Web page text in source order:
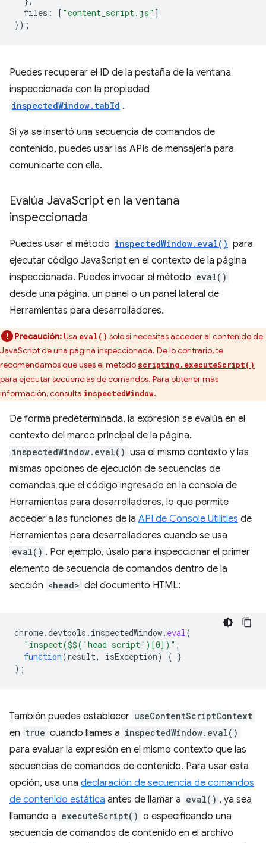
files : [ "content_script.js" ]
});
Puedes recuperar el ID de la pestaña de la ventana
inspeccionada con la propiedad
inspectedWindow.tabId .
Si ya se insertó una secuencia de comandos de
contenido, puedes usar las APIs de mensajería para
comunicarte con ella.
Evalúa JavaScript en la ventana
inspeccionada
Puedes usar el método inspectedWindow.eval() para
ejecutar código JavaScript en el contexto de la página
inspeccionada. Puedes invocar el método eval()
desde una página, un panel o un panel lateral de
Herramientas para desarrolladores.
Precaución:Usa eval() solo si necesitas acceder al contenido de
JavaScript de una página inspeccionada. De lo contrario, te
recomendamos que uses el método scripting.executeScript()
para ejecutar secuencias de comandos. Para obtener más
información, consulta inspectedWindow.
De forma predeterminada, la expresión se evalúa en el
contexto del marco principal de la página.
inspectedWindow.eval() usa el mismo contexto y las
mismas opciones de ejecución de secuencias de
comandos que el código ingresado en la consola de
Herramientas para desarrolladores, lo que permite
acceder a las funciones de la API de Console Utilities de
Herramientas para desarrolladores cuando se usa
eval() . Por ejemplo, úsalo para inspeccionar el primer
elemento de secuencia de comandos dentro de la
sección <head> del documento HTML:
chrome.devtools . inspectedWindow. eval(
"inspect($$('head script')[0])" ,
function(result, isException) { }
);
También puedes establecer useContentScriptContext
en true cuando llames a inspectedWindow.eval()
para evaluar la expresión en el mismo contexto que las
secuencias de comandos de contenido. Para usar esta
opción, usa una declaración de secuencia de comandos
de contenido estática antes de llamar a eval() , ya sea
llamando a executeScript() o especificando una
secuencia de comandos de contenido en el archivo